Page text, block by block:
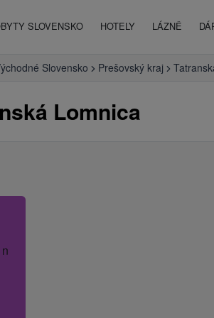
SLOVENSKO HOTELY LÁZNĚ
Slovensko Prešovský kraj
Lomnica
hotelu.